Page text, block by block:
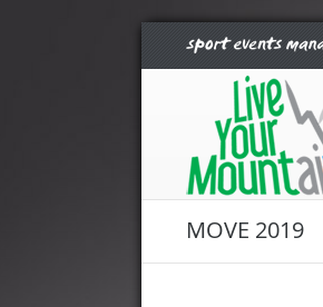
MOVE 2019